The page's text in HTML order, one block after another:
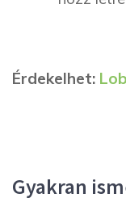
Érdekelhet:
Gyakran